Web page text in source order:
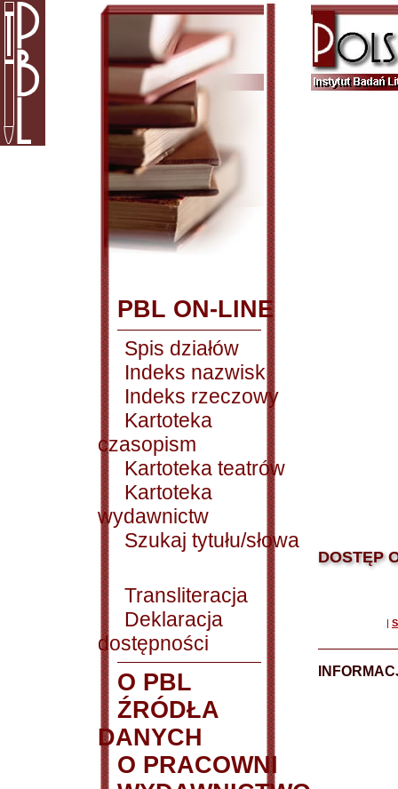
PBL ON-LINE
Spis działów
Indeks nazwisk
Indeks rzeczowy
Kartoteka
czasopism
Kartoteka teatrów
Kartoteka
wydawnictw
Szukaj tytułu/słowa
Transliteracja
Deklaracja
dostępności
O PBL
ŹRÓDŁA
DANYCH
O PRACOWNI
DOSTĘP
|